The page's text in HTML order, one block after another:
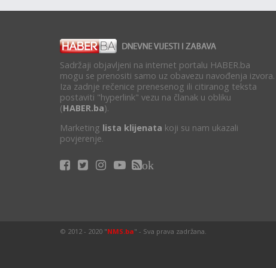
Sadržaji objavljeni na internet portalu HABER.ba
mogu se prenositi samo uz obavezu navođenja izvora.
Iza zadnje rečenice prenesenog ili citiranog teksta
postaviti "hyperlink" vezu na članak u obliku
(HABER.ba).
Marketing lista klijenata koji su nam ukazali
povjerenje.
ok
© 2012 - 2020 "NMS.ba" - Sva prava zadržana.